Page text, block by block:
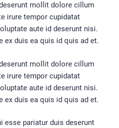
mollit dolore cillum
irure tempor cupidatat
aute id deserunt nisi.
ex duis ea quis id quis ad et.
mollit dolore cillum
irure tempor cupidatat
aute id deserunt nisi.
ex duis ea quis id quis ad et.
esse pariatur duis deserunt